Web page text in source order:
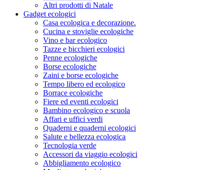
Altri prodotti di Natale
Gadget ecologici
Casa ecologica e decorazione.
Cucina e stoviglie ecologiche
Vino e bar ecologico
Tazze e bicchieri ecologici
Penne ecologiche
Borse ecologiche
Zaini e borse ecologiche
Tempo libero ed ecologico
Borrace ecologiche
Fiere ed eventi ecologici
Bambino ecologico e scuola
Affari e uffici verdi
Quaderni e quaderni ecologici
Salute e bellezza ecologica
Tecnologia verde
Accessori da viaggio ecologici
Abbigliamento ecologico